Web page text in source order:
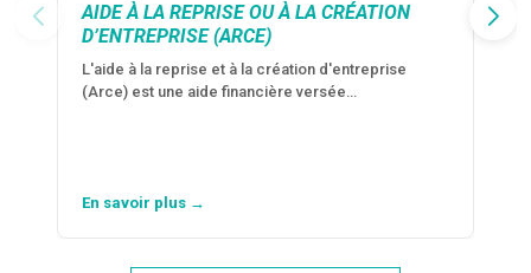
AIDE À LA REPRISE OU À LA CRÉATION
D’ENTREPRISE (ARCE)
L'aide à la reprise et à la création d'entreprise
(Arce) est une aide financière versée…
En savoir plus →